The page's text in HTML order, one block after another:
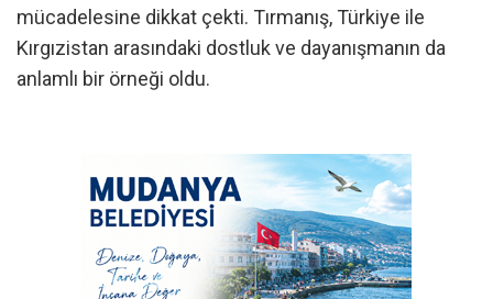
mücadelesine dikkat çekti. Tırmanış, Türkiye ile
Kırgızistan arasındaki dostluk ve dayanışmanın da
anlamlı bir örneği oldu.